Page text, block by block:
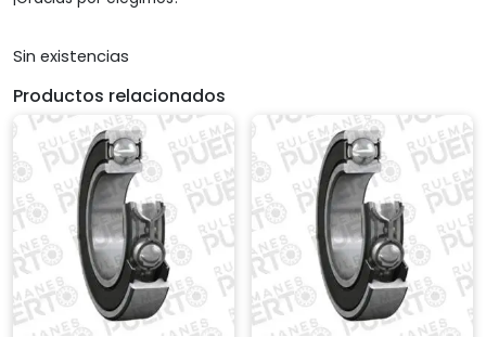
Sin existencias
Productos relacionados